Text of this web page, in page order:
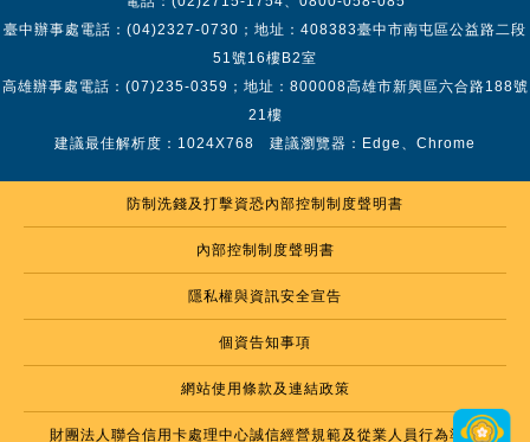
臺中辦事處電話：(04)2327-0730；地址：408383臺中市南屯區公益路二段
51號16樓B2室
高雄辦事處電話：(07)235-0359；地址：800008高雄市新興區六合路188號
21樓
建議最佳解析度：1024X768 建議瀏覽器：Edge、Chrome
防制洗錢及打擊資恐內部控制制度聲明書
內部控制制度聲明書
隱私權與資訊安全宣告
個資告知事項
網站使用條款及連結政策
財團法人聯合信用卡處理中心誠信經營規範及從業人員行為準則